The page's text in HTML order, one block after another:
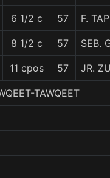
6 1/2 c 57 F.
8 1/2 c 57 SEB.
11 cpos 57 JR.
TAWQEET